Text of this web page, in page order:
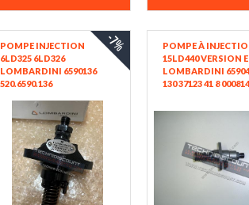
POMPE INJECTION
6LD325 6LD326
LOMBARDINI 6590136
520.6590.136
STANADYNE 120
PFE1Q55/29691 ; NPFE
1Q55 887 - EX. 520.6590.074
ET 520.6590.072
-7%
POMPE À
15LD440 VERSION
LOMBARDINI
130 37123 41 8 000814